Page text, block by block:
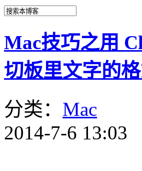
Mac技巧之用
切板里文字的
分类： Mac
2014-7-6 13:03